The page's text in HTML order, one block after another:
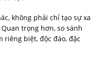
không phải chỉ tạo sự xa
trọng hơn, so sánh
biệt, độc đáo, đặc